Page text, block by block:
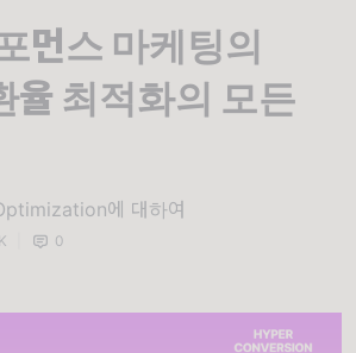
먼스 마케팅의
율 최적화의 모든
에 대하여
0